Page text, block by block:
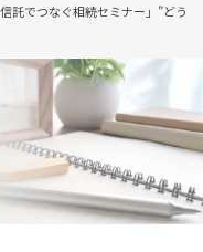
託でつなぐ相続セミナー」”どう